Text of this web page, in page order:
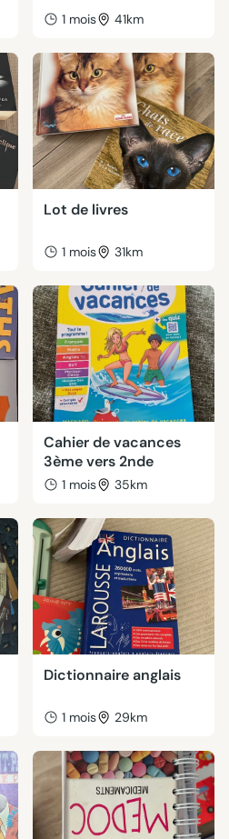
1 mois 41km
Lot de livres
1 mois 31km
Cahier de vacances
3ème vers 2nde
1 mois 35km
Dictionnaire anglais
1 mois 29km